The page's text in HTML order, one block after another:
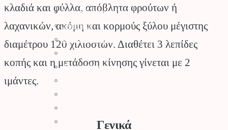
κλαδιά και φύλλα, απόβλητα φρούτων ή
λαχανικών, ακόμη και κορμούς ξύλου μέγιστης
διαμέτρου 120 χιλιοστών. Διαθέτει 3 λεπίδες
κοπής και η μετάδοση κίνησης γίνεται με 2
ιμάντες.
Γενικά
Μηχανήματα Καθαρισμού
Σκαπτικά
Ελαιοραβδιστικά
Αντλίες Νερού